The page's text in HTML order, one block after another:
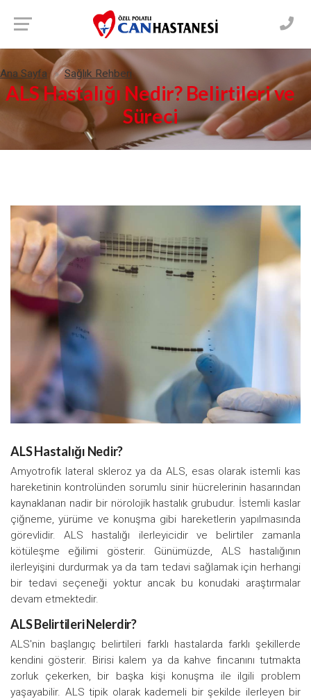
Ana Sayfa Sağlık Rehberi
ALS Hastalığı Nedir? Belirtileri ve
Süreci
ALS Hastalığı Nedir?
Amyotrofik lateral skleroz ya da ALS, esas olarak istemli kas
hareketinin kontrolünden sorumlu sinir hücrelerinin hasarından
kaynaklanan nadir bir nörolojik hastalık grubudur. İstemli kaslar
çiğneme, yürüme ve konuşma gibi hareketlerin yapılmasında
görevlidir. ALS hastalığı ilerleyicidir ve belirtiler zamanla
kötüleşme eğilimi gösterir. Günümüzde, ALS hastalığının
ilerleyişini durdurmak ya da tam tedavi sağlamak için herhangi
bir tedavi seçeneği yoktur ancak bu konudaki araştırmalar
devam etmektedir.
ALS Belirtileri Nelerdir?
ALS'nin başlangıç belirtileri farklı hastalarda farklı şekillerde
kendini gösterir. Birisi kalem ya da kahve fincanını tutmakta
zorluk çekerken, bir başka kişi konuşma ile ilgili problem
yaşayabilir. ALS tipik olarak kademeli bir şekilde ilerleyen bir